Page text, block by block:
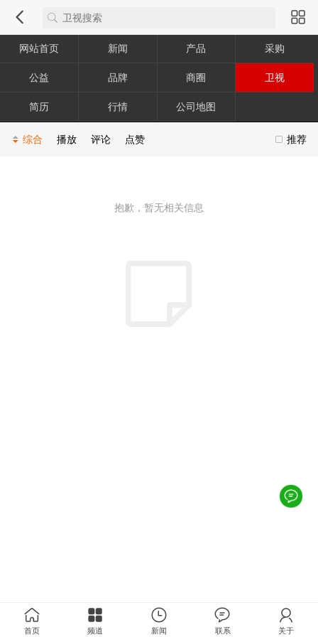
网站首页 新闻 产品 采购
公益 品牌 商圈 卫视
简历 行情 公司地图
推荐
综合 播放 评论 点赞
抱歉，暂无相关信息
首页 频道 新闻 联系 关于